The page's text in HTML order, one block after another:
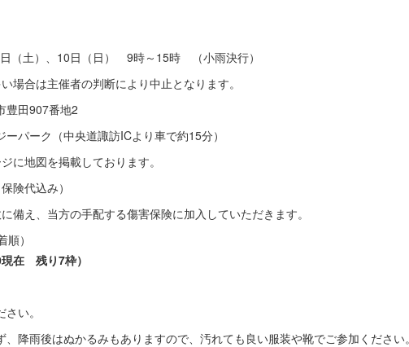
（土）、10日（日） 9時～15時 （小雨決行）
催者の判断により中止となります。
田907番地2
（中央道諏訪ICより車で約15分）
を掲載しております。
険代込み）
当方の手配する傷害保険に加入していただきます。
）
現在 残り7枠）
い。
、降雨後はぬかるみもありますので、汚れても良い服装や靴でご参加ください。